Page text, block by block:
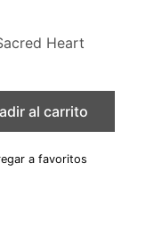
Heart
al carrito
a favoritos